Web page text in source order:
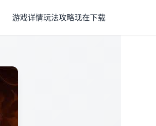
游戏详情玩法攻略现在下载